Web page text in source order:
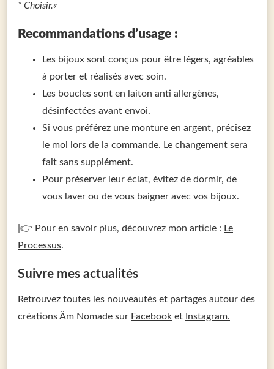
* Choisir.«
Recommandations d’usage :
Les bijoux sont conçus pour être légers, agréables
à porter et réalisés avec soin.
Les boucles sont en laiton anti allergènes,
désinfectées avant envoi.
Si vous préférez une monture en argent, précisez
le moi lors de la commande. Le changement sera
fait sans supplément.
Pour préserver leur éclat, évitez de dormir, de
vous laver ou de vous baigner avec vos bijoux.
|👉 Pour en savoir plus, découvrez mon article : Le
Processus.
Suivre mes actualités
Retrouvez toutes les nouveautés et partages autour des
créations Âm Nomade sur Facebook et Instagram.